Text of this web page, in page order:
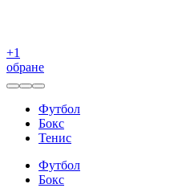
+1
обране
Футбол
Бокс
Тенис
Футбол
Бокс